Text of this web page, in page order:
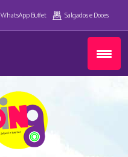
WhatsApp Buffet Salgados e Doces